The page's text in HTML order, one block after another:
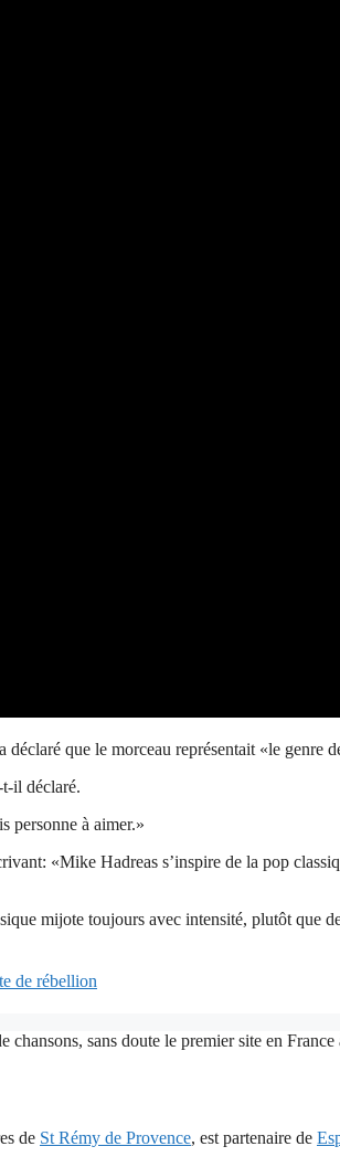
que le morceau représentait «le genre
il déclaré.
personne à aimer.»
«Mike Hadreas s’inspire de la pop
mijote toujours avec intensité, plutôt que
de rébellion
sans doute le premier site en
de St Rémy de Provence, est partenaire de